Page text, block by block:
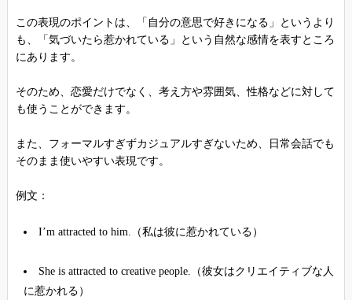
この表現のポイントは、「自分の意思で好きになる」というより
も、「気づいたら惹かれている」という自然な感情を表すところ
にあります。
そのため、恋愛だけでなく、考え方や雰囲気、性格などに対して
も使うことができます。
また、フォーマルすぎずカジュアルすぎないため、日常会話でも
そのまま使いやすい表現です。
例文：
I’m attracted to him.（私は彼に惹かれている）
She is attracted to creative people.（彼女はクリエイティブな人
に惹かれる）